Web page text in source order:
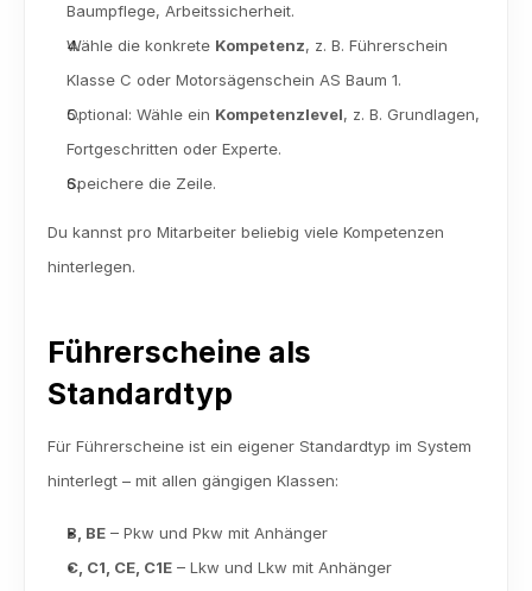
Baumpflege, Arbeitssicherheit.
Wähle die konkrete Kompetenz, z. B. Führerschein
Klasse C oder Motorsägenschein AS Baum 1.
Optional: Wähle ein Kompetenzlevel, z. B. Grundlagen,
Fortgeschritten oder Experte.
Speichere die Zeile.
Du kannst pro Mitarbeiter beliebig viele Kompetenzen
hinterlegen.
Führerscheine als
Standardtyp
Für Führerscheine ist ein eigener Standardtyp im System
hinterlegt – mit allen gängigen Klassen:
B, BE – Pkw und Pkw mit Anhänger
C, C1, CE, C1E – Lkw und Lkw mit Anhänger